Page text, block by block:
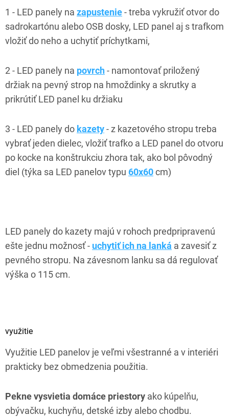
1 - LED panely na zapustenie- treba vykružiť otvor do
sadrokartónu alebo OSB dosky, LED panel aj s trafkom
vložiť do neho a uchytiť príchytkami,
2 - LED panely na povrch- namontovať priložený
držiak na pevný strop na hmoždinky a skrutky a
prikrútiť LED panel ku držiaku
3 - LED panely do kazety- z kazetového stropu treba
vybrať jeden dielec, vložiť trafko a LED panel do otvoru
po kocke na konštrukciu zhora tak, ako bol pôvodný
diel (týka sa LED panelov typu 60x60cm)
LED panely do kazety majú v rohoch predpripravenú
ešte jednu možnosť - uchytiť ich na lanká a zavesiť z
pevného stropu. Na závesnom lanku sa dá regulovať
výška o 115 cm.
využitie
Využitie LED panelov je veľmi všestranné a v interiéri
prakticky bez obmedzenia použitia.
Pekne vysvietia domáce priestory ako kúpelňu,
obývačku, kuchyňu, detské izby alebo chodbu.